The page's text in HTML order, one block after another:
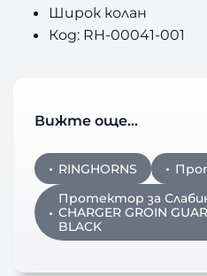
Широк колан
Код: RH-00041-001
Вижте още…
RINGHORNS
Протектор за
CHARGER GROIN
BLACK